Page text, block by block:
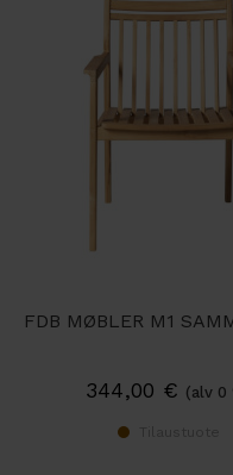
FDB MØBLER M1
344,00 € (alv 0